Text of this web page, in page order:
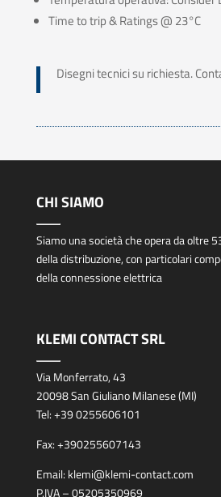
Time to trip & Ratings @ 23°C
Disegni tecnici su richiesta.
CHI SIAMO
Siamo una società che opera da oltre
della distribuzione, con particolari
della connessione elettrica
KLEMI CONTACT SRL
Via Monferrato, 43
20098 San Giuliano Milanese (MI)
Tel:+39 0255606101
Fax:+390255607143
Email: klemi@klemi-contact.com
P.IVA – 05205350969